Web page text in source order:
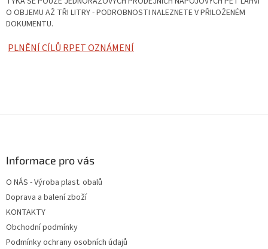
O OBJEMU AŽ TŘI LITRY - PODROBNOSTI NALEZNETE V PŘILOŽENÉM
DOKUMENTU.
PLNĚNÍ CÍLŮ RPET OZNÁMENÍ
Informace pro vás
O NÁS - Výroba plast. obalů
Doprava a balení zboží
KONTAKTY
Obchodní podmínky
Podmínky ochrany osobních údajů